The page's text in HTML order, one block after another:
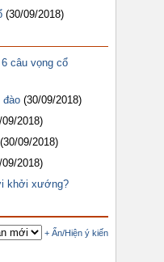
(30/09/2018)
câu vọng cổ
đào (30/09/2018)
09/2018)
(30/09/2018)
09/2018)
khởi xướng?